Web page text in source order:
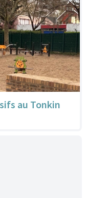
au Tonkin